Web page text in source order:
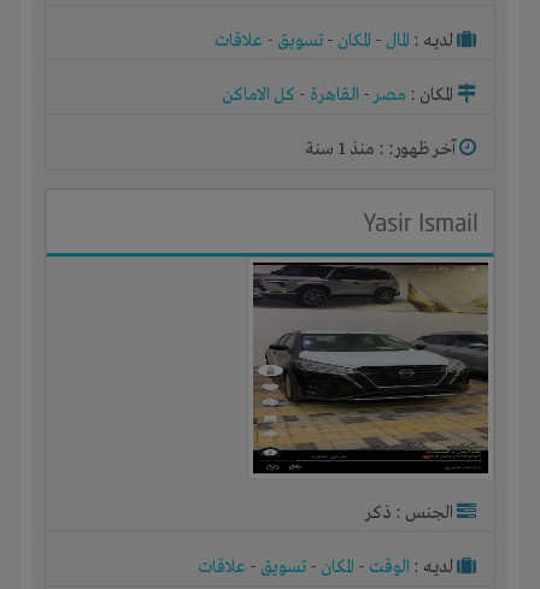
لديـه : المال - المكان - تسويق - علاقات
المكان : مصر- القاهرة - كل الاماكن
آخر ظهور: : منذ 1 سنة
Yasir Ismail
الجنس : ذكر
لديـه : الوقت - المكان - تسويق - علاقات